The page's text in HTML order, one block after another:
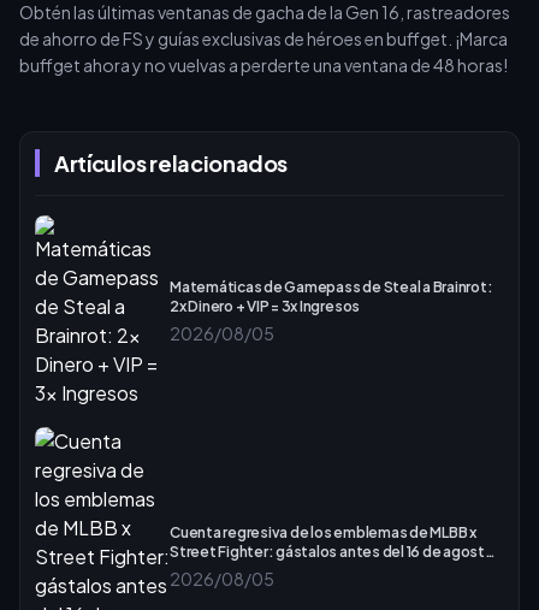
Artículos relacionados
Matemáticas de Gamepass de Steal a Brainrot:
2x Dinero + VIP = 3x Ingresos
2026/08/05
Cuenta regresiva de los emblemas de MLBB x
Street Fighter: gástalos antes del 16 de agosto
de 2026
2026/08/05
Obtén las últimas ventanas de gacha de la Gen 16, rastreadores
de ahorro de FS y guías exclusivas de héroes en buffget. ¡Marca
buffget ahora y no vuelvas a perderte una ventana de 48 horas!